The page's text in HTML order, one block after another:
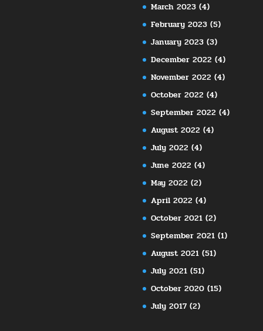
March 2023 (4)
February 2023 (5)
January 2023 (3)
December 2022 (4)
November 2022 (4)
October 2022 (4)
September 2022 (4)
August 2022 (4)
July 2022 (4)
June 2022 (4)
May 2022 (2)
April 2022 (4)
October 2021 (2)
September 2021 (1)
August 2021 (51)
July 2021 (51)
October 2020 (15)
July 2017 (2)